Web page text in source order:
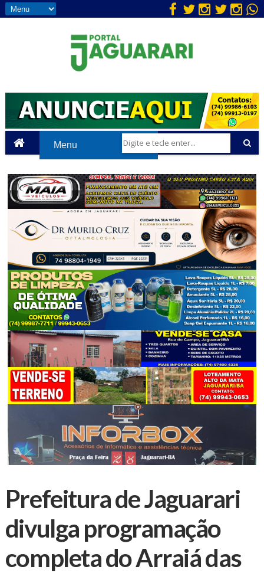
Prefeitura de Jaguarari
divulga programação
completa do Arraiá das